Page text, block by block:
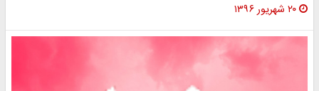
۲۰ شهریور ۱۳۹۶